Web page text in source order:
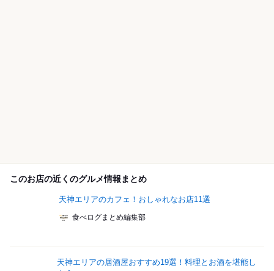
このお店の近くのグルメ情報まとめ
天神エリアのカフェ！おしゃれなお店11選
食べログまとめ編集部
天神エリアの居酒屋おすすめ19選！料理とお酒を堪能し